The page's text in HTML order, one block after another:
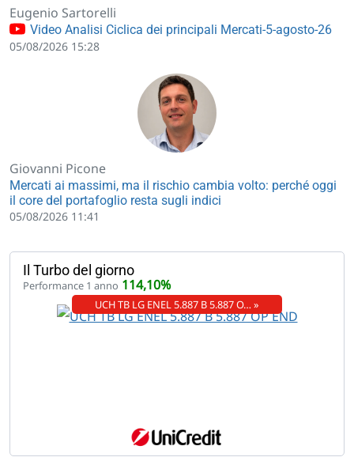
Eugenio Sartorelli
Video Analisi Ciclica dei principali Mercati-5-agosto-26
05/08/2026 15:28
Giovanni Picone
Mercati ai massimi, ma il rischio cambia volto: perché oggi
il core del portafoglio resta sugli indici
05/08/2026 11:41
Il Turbo del giorno
Performance 1 anno 114,10%
UCH TB LG ENEL 5.887 B 5.887 O… »